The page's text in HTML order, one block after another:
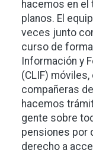
hacemos en
planos. El
veces junto
curso de
Información y
(CLIF)
compañeras
hacemos
gente sobre
pensiones por
derecho a